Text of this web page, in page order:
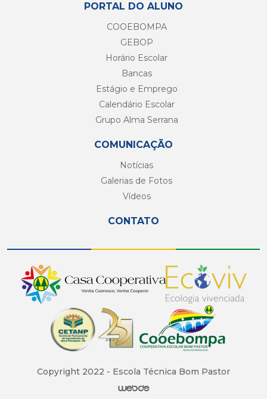
PORTAL DO ALUNO
COOEBOMPA
GEBOP
Horário Escolar
Bancas
Estágio e Emprego
Calendário Escolar
Grupo Alma Serrana
COMUNICAÇÃO
Notícias
Galerias de Fotos
Vídeos
CONTATO
Copyright 2022 - Escola Técnica Bom Pastor